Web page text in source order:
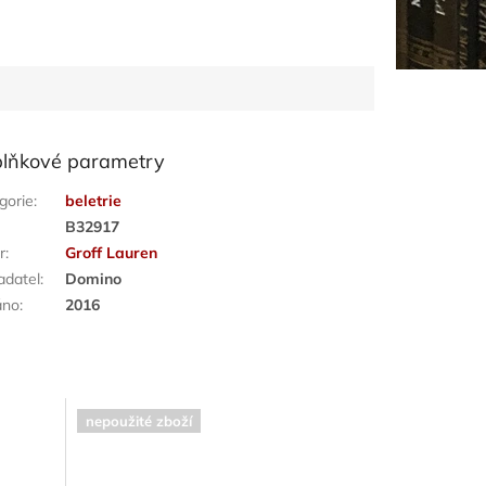
parametry
:
beletrie
B32917
:
Groff Lauren
:
Domino
: 2016
nepoužité zboží